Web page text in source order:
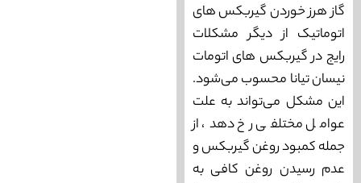
گاز هرز خوردن گیربکس ‌های
اتوماتیک از دیگر مشکلات
رایج در گیربکس های اتومات
نیسان تیانا محسوب می‌شود.
این مشکل می‌تواند به علت
عوامل مختلفی رخ دهد، از
جمله کمبود روغن گیربکس و
عدم رسیدن روغن کافی به